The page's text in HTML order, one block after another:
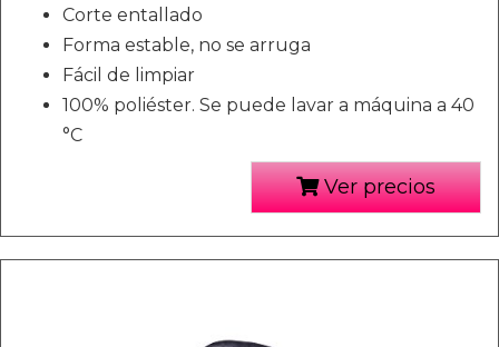
Corte entallado
Forma estable, no se arruga
Fácil de limpiar
100% poliéster. Se puede lavar a máquina a 40
°C
Ver precios